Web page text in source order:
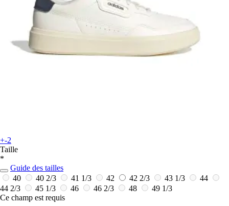
+-2
Taille
*
Guide des tailles
40
40 2/3 41 1/3 42 42 2/3 43 1/3
44
44 2/3
45 1/3 46 46 2/3 48
49 1/3
Ce champ est requis